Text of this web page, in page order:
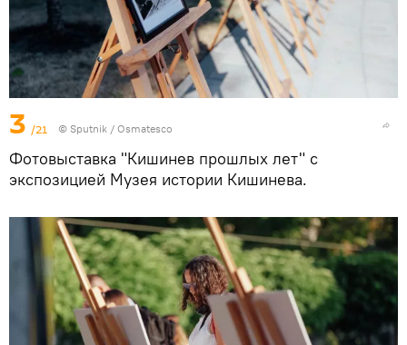
3 /21 © Sputnik / Osmatesco
Фотовыставка "Кишинев прошлых лет" с
экспозицией Музея истории Кишинева.